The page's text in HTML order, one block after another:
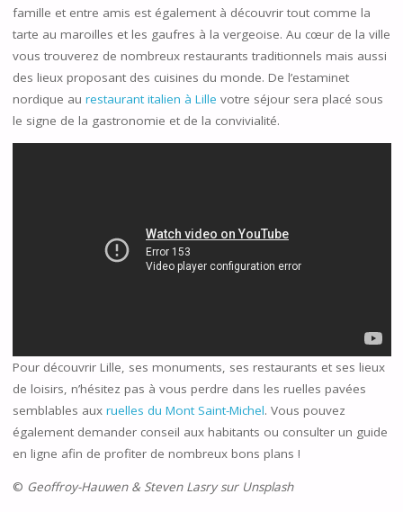
famille et entre amis est également à découvrir tout comme la
tarte au maroilles et les gaufres à la vergeoise. Au cœur de la ville
vous trouverez de nombreux restaurants traditionnels mais aussi
des lieux proposant des cuisines du monde. De l’estaminet
nordique au restaurant italien à Lille votre séjour sera placé sous
le signe de la gastronomie et de la convivialité.
Pour découvrir Lille, ses monuments, ses restaurants et ses lieux
de loisirs, n’hésitez pas à vous perdre dans les ruelles pavées
semblables aux ruelles du Mont Saint-Michel. Vous pouvez
également demander conseil aux habitants ou consulter un guide
en ligne afin de profiter de nombreux bons plans !
© Geoffroy-Hauwen & Steven Lasry sur Unsplash